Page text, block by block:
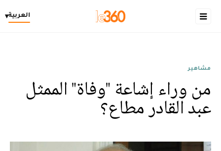
العربية▾
مشاهير
من وراء إشاعة "وفاة" الممثل
عبد القادر مطاع؟